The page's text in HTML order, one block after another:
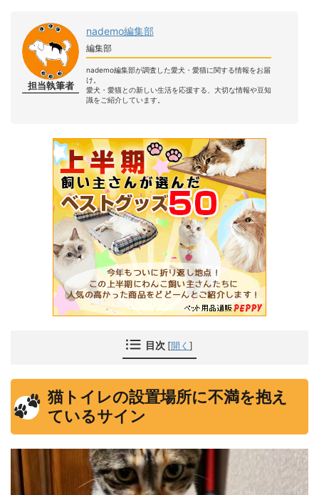
担当執筆者
nademo編集部
編集部
nademo編集部が調査した愛犬・愛猫に関する情報をお届
け。
愛犬・愛猫との新しい生活を応援する、大切な情報や豆知
識をご紹介しています。
目次 [開く ]
猫トイレの設置場所に不満を抱え
ているサイン